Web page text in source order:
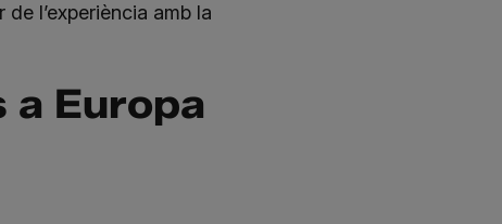
l’experiència amb la
Europa